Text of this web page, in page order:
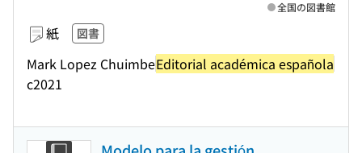
紙 図書
Mark Lopez ChuimbeEditorial académica española
c2021
全国の図書館